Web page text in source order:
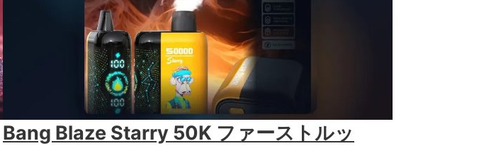
Bang Blaze Starry 50K ファーストルッ